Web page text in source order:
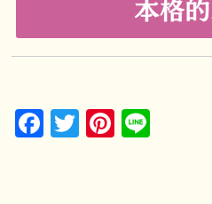
Facebook
TwitterPinterest